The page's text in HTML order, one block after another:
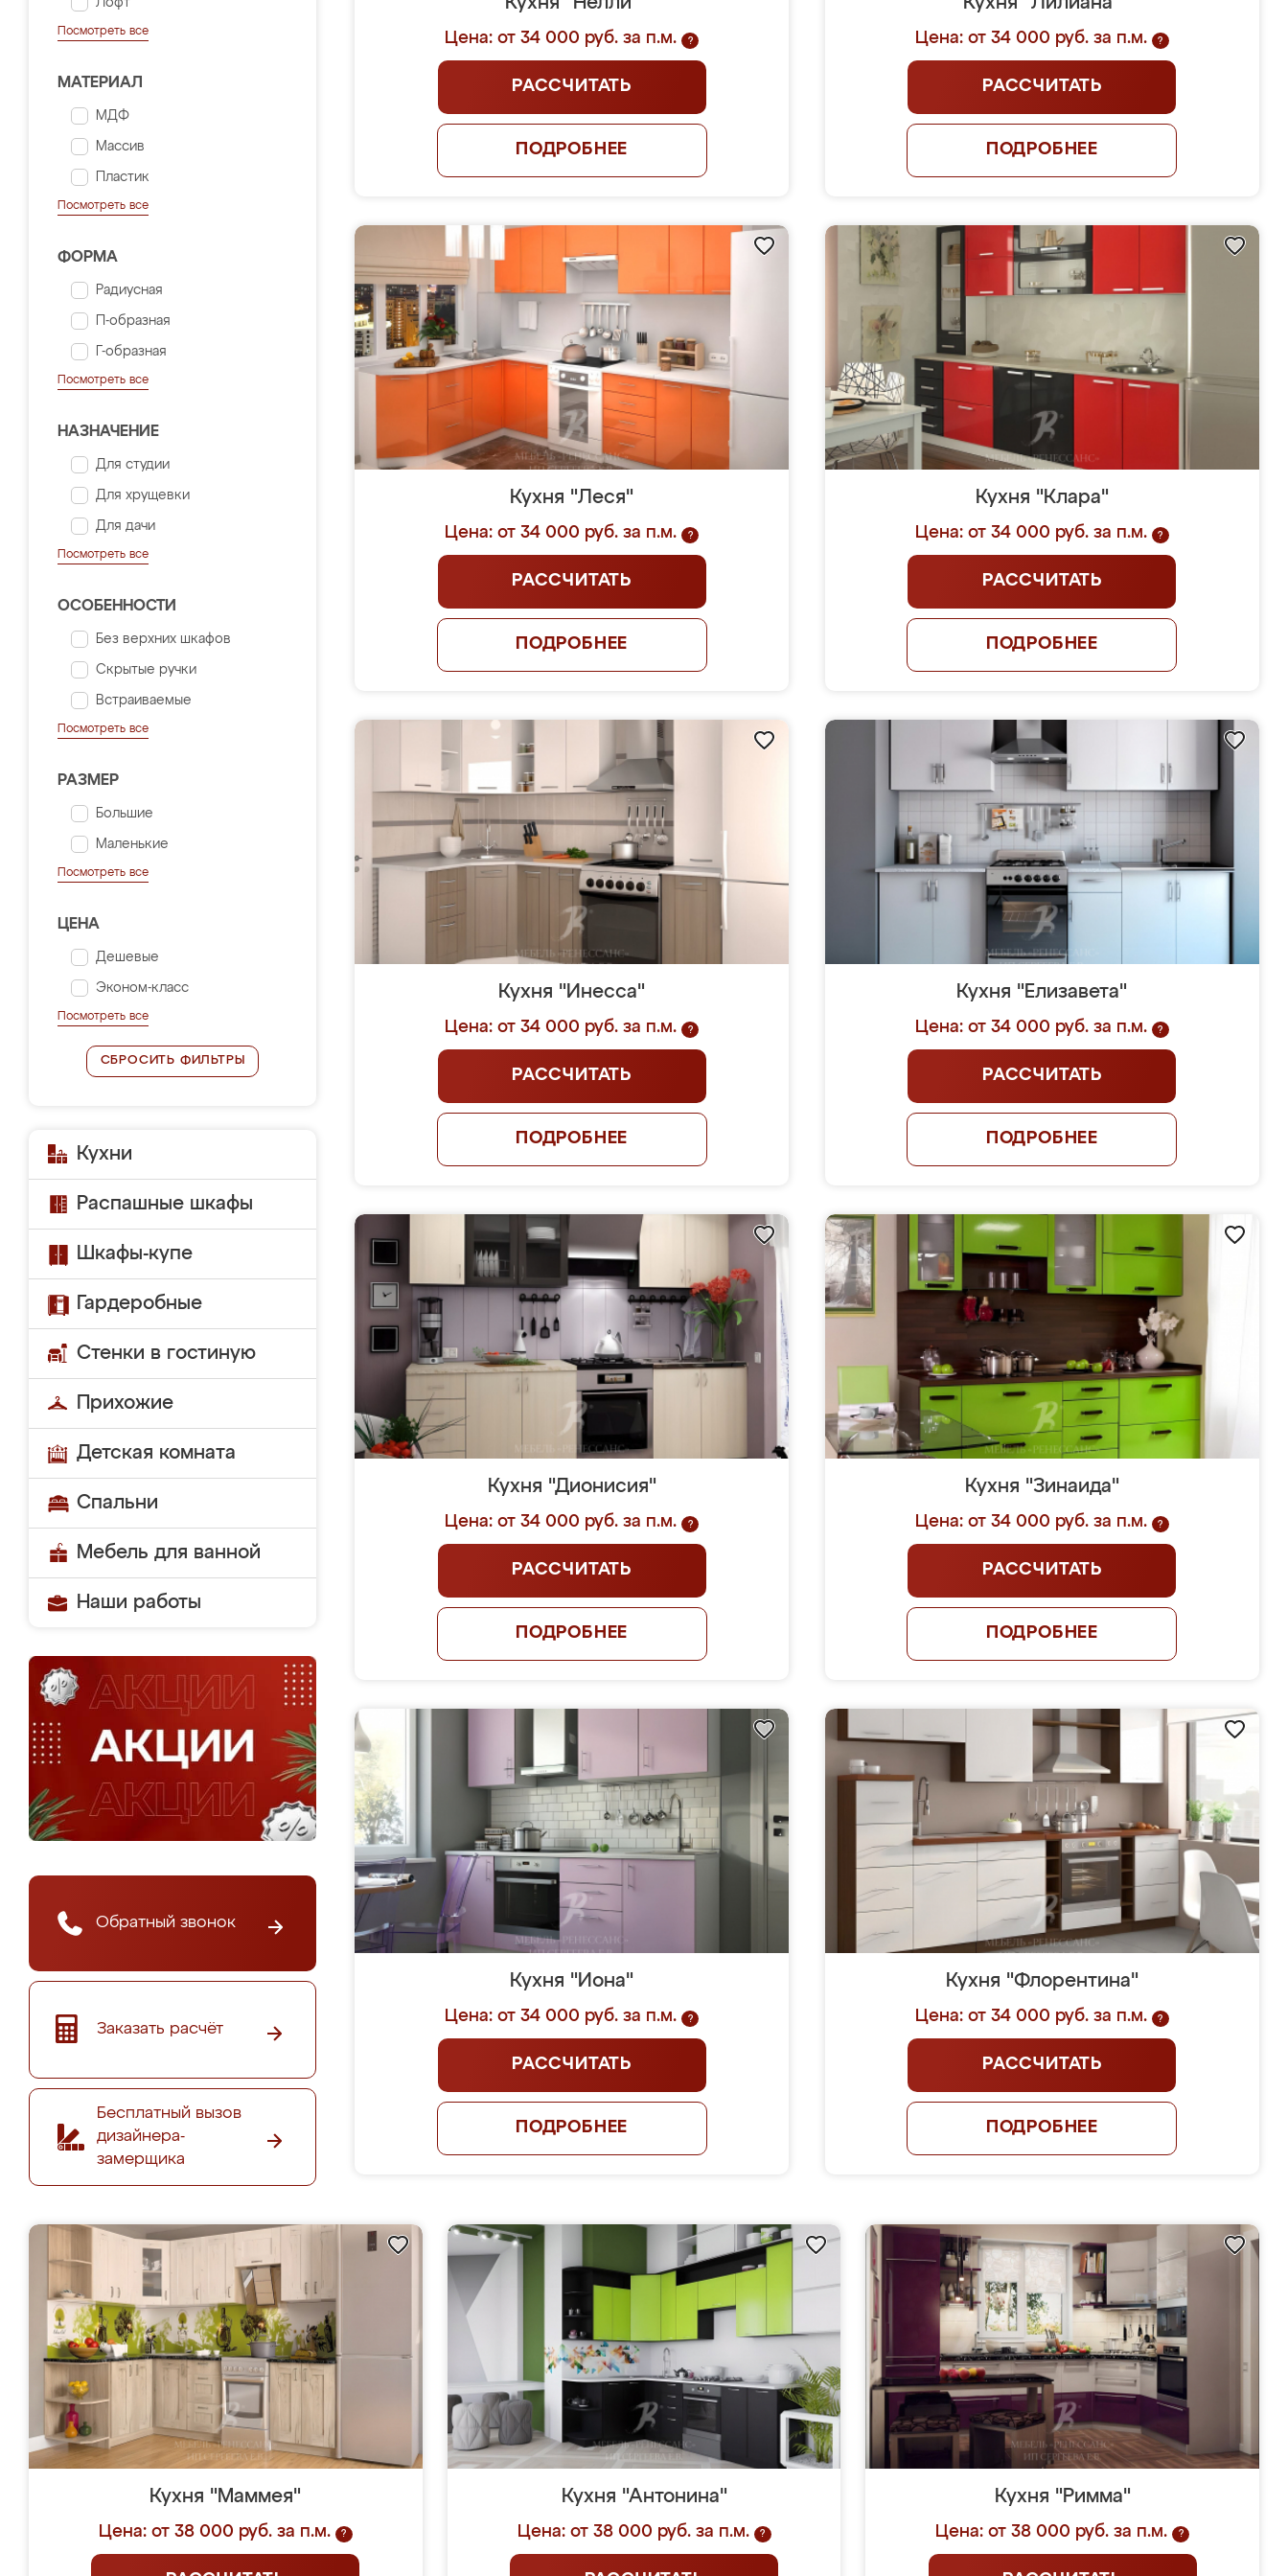
Лофт
Посмотреть все
МАТЕРИАЛ
МДФ
Массив
Пластик
Посмотреть все
ФОРМА
Радиусная
П-образная
Г-образная
Посмотреть все
НАЗНАЧЕНИЕ
Для студии
Для хрущевки
Для дачи
Посмотреть все
ОСОБЕННОСТИ
Без верхних шкафов
Скрытые ручки
Встраиваемые
Посмотреть все
РАЗМЕР
Большие
Маленькие
Посмотреть все
ЦЕНА
Дешевые
Эконом-класс
Посмотреть все
СБРОСИТЬ ФИЛЬТРЫ
Кухни
Распашные шкафы
Шкафы-купе
Гардеробные
Стенки в гостиную
Прихожие
Детская комната
Спальни
Мебель для ванной
Наши работы
Обратный звонок
Заказать расчёт
Бесплатный вызов
дизайнера-
замерщика
Цена: от 34 000 руб. за п.м. ?
РАССЧИТАТЬ
ПОДРОБНЕЕ
Цена: от 34 000 руб. за п.м. ?
РАССЧИТАТЬ
ПОДРОБНЕЕ
Кухня "Леся"
Цена: от 34 000 руб. за п.м. ?
РАССЧИТАТЬ
ПОДРОБНЕЕ
Кухня "Клара"
Цена: от 34 000 руб. за п.м. ?
РАССЧИТАТЬ
ПОДРОБНЕЕ
Кухня "Инесса"
Цена: от 34 000 руб. за п.м. ?
РАССЧИТАТЬ
ПОДРОБНЕЕ
Кухня "Елизавета"
Цена: от 34 000 руб. за п.м. ?
РАССЧИТАТЬ
ПОДРОБНЕЕ
Кухня "Дионисия"
Цена: от 34 000 руб. за п.м. ?
РАССЧИТАТЬ
ПОДРОБНЕЕ
Кухня "Зинаида"
Цена: от 34 000 руб. за п.м. ?
РАССЧИТАТЬ
ПОДРОБНЕЕ
Кухня "Иона"
Цена: от 34 000 руб. за п.м. ?
РАССЧИТАТЬ
ПОДРОБНЕЕ
Кухня "Флорентина"
Цена: от 34 000 руб. за п.м. ?
РАССЧИТАТЬ
ПОДРОБНЕЕ
Кухня "Маммея"
Цена: от 38 000 руб. за п.м. ?
Кухня "Антонина"
Цена: от 38 000 руб. за п.м. ?
Кухня "Римма"
Цена: от 38 000 руб. за п.м. ?